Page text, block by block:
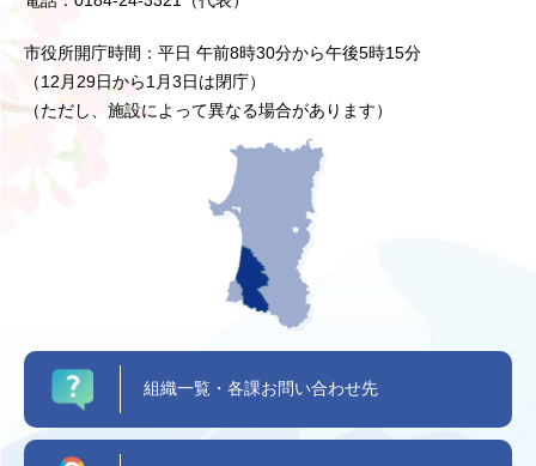
市役所開庁時間：平日 午前8時30分から午後5時15分
（12月29日から1月3日は閉庁）
（ただし、施設によって異なる場合があります）
組織一覧・各課お問い合わせ先